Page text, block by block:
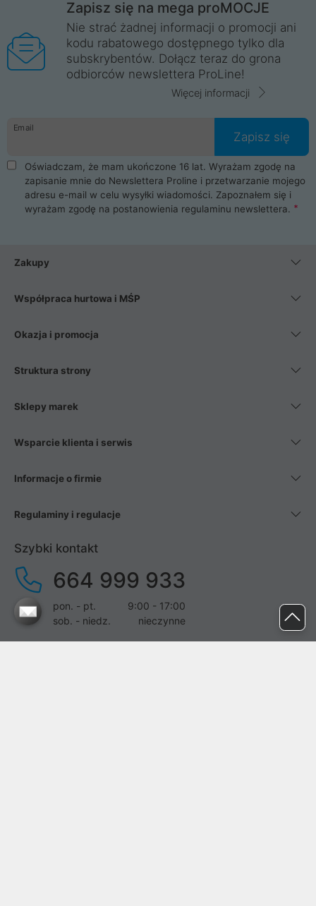
Zapisz się na mega proMOCJE
Nie strać żadnej informacji o promocji ani
kodu rabatowego dostępnego tylko dla
subskrybentów. Dołącz teraz do grona
odbiorców newslettera ProLine!
Więcej informacji
Email
Zapisz się
Oświadczam, że mam ukończone 16 lat. Wyrażam zgodę na
zapisanie mnie do Newslettera Proline i przetwarzanie mojego
adresu e-mail w celu wysyłki wiadomości. Zapoznałem się i
wyrażam zgodę na postanowienia regulaminu newslettera.
Zakupy
Współpraca hurtowa i MŚP
Okazja i promocja
Struktura strony
Sklepy marek
Wsparcie klienta i serwis
Informacje o firmie
Regulaminy i regulacje
Szybki kontakt
664 999 933
pon. - pt.
9:00 - 17:00
sob. - niedz.
nieczynne